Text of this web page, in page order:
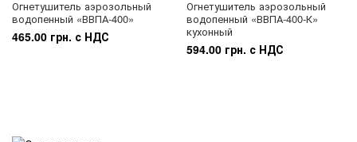
Огнетушитель аэрозольный
водопенный «ВВПА-400»
465.00 грн. с НДС
Огнетушитель аэрозольный
водопенный «ВВПА-400-К»
кухонный
594.00 грн. с НДС